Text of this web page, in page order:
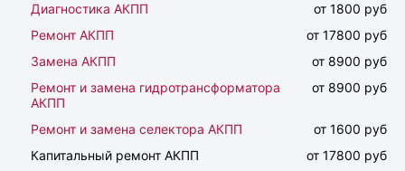
Диагностика АКПП
от 1800 руб
Ремонт АКПП
от 17800 руб
Замена АКПП
от 8900 руб
Ремонт и замена гидротрансформатора
АКПП
от 8900 руб
Ремонт и замена селектора АКПП
от 1600 руб
Капитальный ремонт АКПП
от 17800 руб